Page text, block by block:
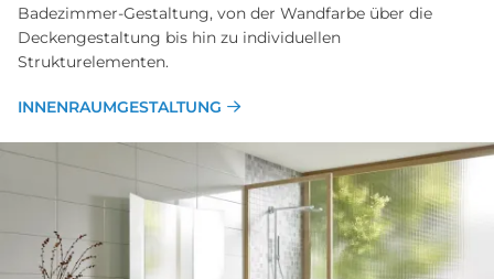
Badezimmer-Gestaltung, von der Wandfarbe über die
Deckengestaltung bis hin zu individuellen
Strukturelementen.
INNENRAUMGESTALTUNG